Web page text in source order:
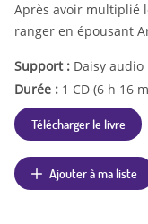
Après avoir multiplié
ranger en épousant
Support : Daisy audio
Durée : 1 CD (6 h 16
Télécharger le livre
Ajouter à ma liste